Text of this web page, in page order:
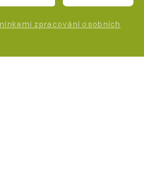
zpracování osobních